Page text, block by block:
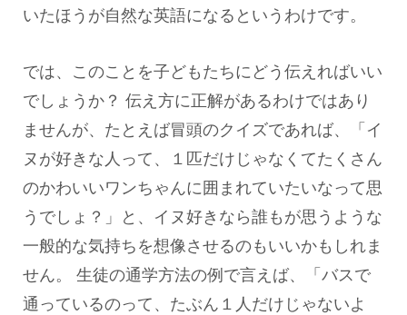
いたほうが自然な英語になるというわけです。
では、このことを子どもたちにどう伝えればいい
でしょうか？ 伝え方に正解があるわけではあり
ませんが、たとえば冒頭のクイズであれば、「イ
ヌが好きな人って、１匹だけじゃなくてたくさん
のかわいいワンちゃんに囲まれていたいなって思
うでしょ？」と、イヌ好きなら誰もが思うような
一般的な気持ちを想像させるのもいいかもしれま
せん。 生徒の通学方法の例で言えば、「バスで
通っているのって、たぶん１人だけじゃないよ